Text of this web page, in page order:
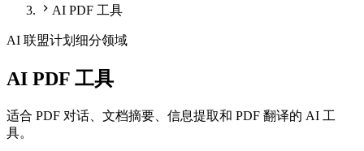
AI PDF 工具
AI 联盟计划细分领域
AI PDF 工具
适合 PDF 对话、文档摘要、信息提取和 PDF 翻译的 AI 工
具。